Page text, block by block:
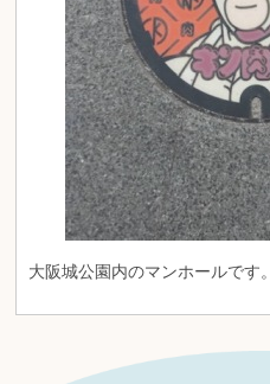
大阪城公園内のマンホールです。